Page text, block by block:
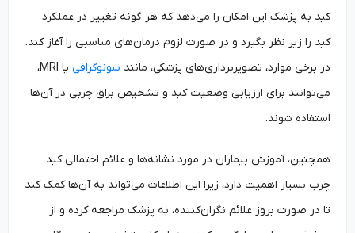
کبد به پزشک این امکان را می‌دهد که هر گونه تغییر در عملکرد
کبد را زیر نظر بگیرد و در صورت لزوم درمان‌های مناسبی را آغاز کند.
در برخی موارد، تصویربرداری‌های پزشکی، مانندسونوگرافی
یا MRI،
می‌توانند برای ارزیابی وضعیت کبد و تشخیص بزاق چربی در آن‌ها
استفاده شوند.
همچنین، آموزش بیماران در مورد نشانه‌ها و علائم احتمالی کبد
چرب بسیار اهمیت دارد، زیرا این اطلاعات می‌تواند به آن‌ها کمک کند
تا در صورت بروز علائم نگران‌کننده، به پزشک مراجعه کرده و از